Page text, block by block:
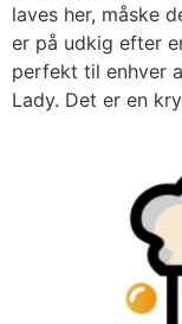
laves her, måske
er på udkig efter
perfekt til enhver
Lady. Det er en